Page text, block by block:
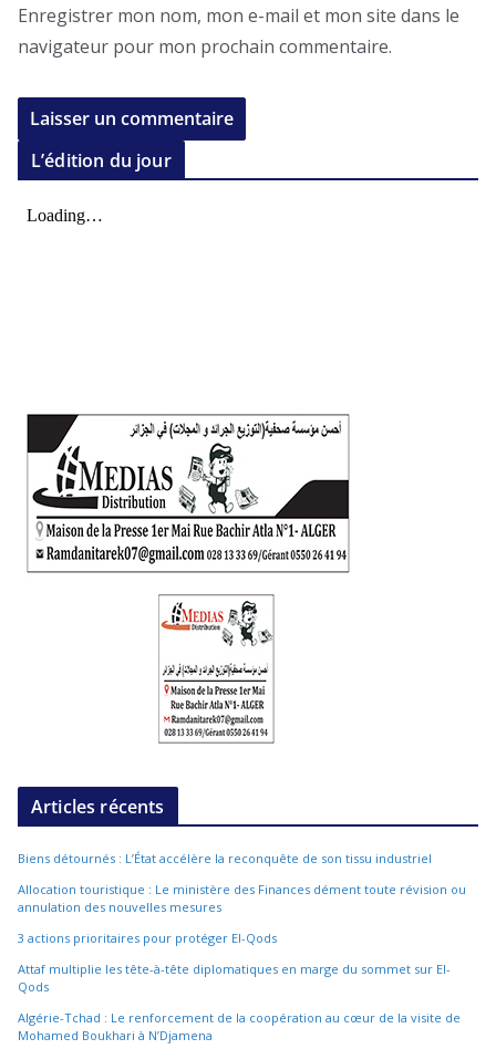
Enregistrer mon nom, mon e-mail et mon site dans le
navigateur pour mon prochain commentaire.
L’édition du jour
Articles récents
Biens détournés : L’État accélère la reconquête de son tissu industriel
Allocation touristique : Le ministère des Finances dément toute révision ou
annulation des nouvelles mesures
3 actions prioritaires pour protéger El-Qods
Attaf multiplie les tête-à-tête diplomatiques en marge du sommet sur El-
Qods
Algérie-Tchad : Le renforcement de la coopération au cœur de la visite de
Mohamed Boukhari à N’Djamena